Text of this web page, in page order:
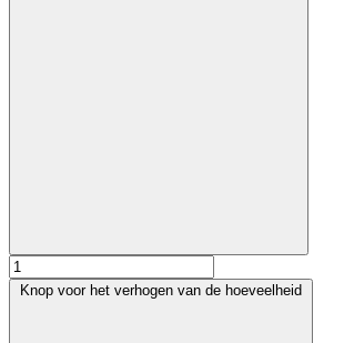
Knop voor het verhogen van de hoeveelheid